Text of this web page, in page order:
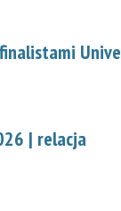
| relacja